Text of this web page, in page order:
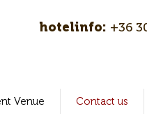
hotelinfo: +36
Venue Contact us